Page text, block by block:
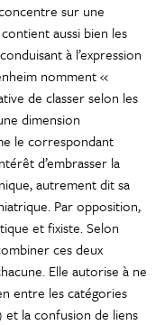
sur une
aussi bien les
à l’expression
nomment «
de classer selon les
dimension
le correspondant
d’embrasser la
autrement dit sa
Par opposition,
et fixiste. Selon
ces deux
Elle autorise à ne
entre les catégories
la confusion de liens